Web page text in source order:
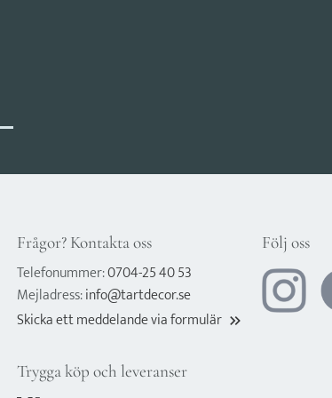
Frågor? Kontakta oss
Telefonummer:0704-25 40 53
Mejladress:info@tartdecor.se
Skicka ett meddelande via formulär keyboard_double_arrow_right
Trygga köp och leveranser
Följ oss